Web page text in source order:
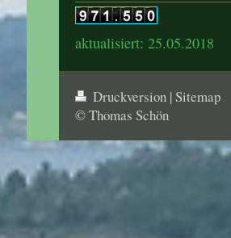
aktualisiert: 25.05.2018
Druckversion |Sitemap
© Thomas Schön